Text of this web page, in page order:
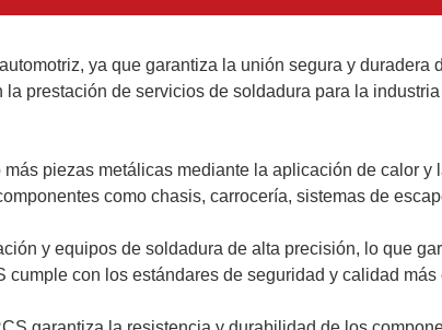
ya que garantiza la unión segura y duradera
prestación de servicios de soldadura para la
piezas metálicas mediante la aplicación de calor
como chasis, carrocería, sistemas de
y equipos de soldadura de alta precisión, lo que
con los estándares de seguridad y calidad